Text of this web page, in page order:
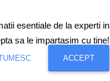
esentiale de la experti in
sa le impartasim cu tine!
ACCEPT